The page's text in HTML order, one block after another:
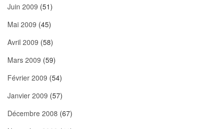
Juin 2009 (51)
Mai 2009 (45)
Avril 2009 (58)
Mars 2009 (59)
Février 2009 (54)
Janvier 2009 (57)
Décembre 2008 (67)